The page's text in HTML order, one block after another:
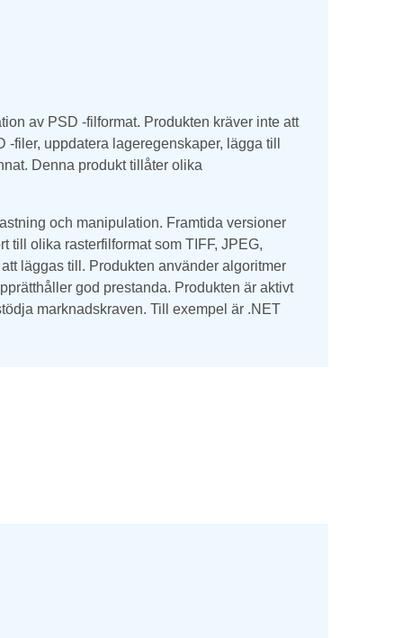
av PSD -filformat. Produkten kräver inte att
filer, uppdatera lageregenskaper, lägga till
Denna produkt tillåter olika
och manipulation. Framtida versioner
till olika rasterfilformat som TIFF, JPEG,
läggas till. Produkten använder algoritmer
god prestanda. Produkten är aktivt
marknadskraven. Till exempel är .NET